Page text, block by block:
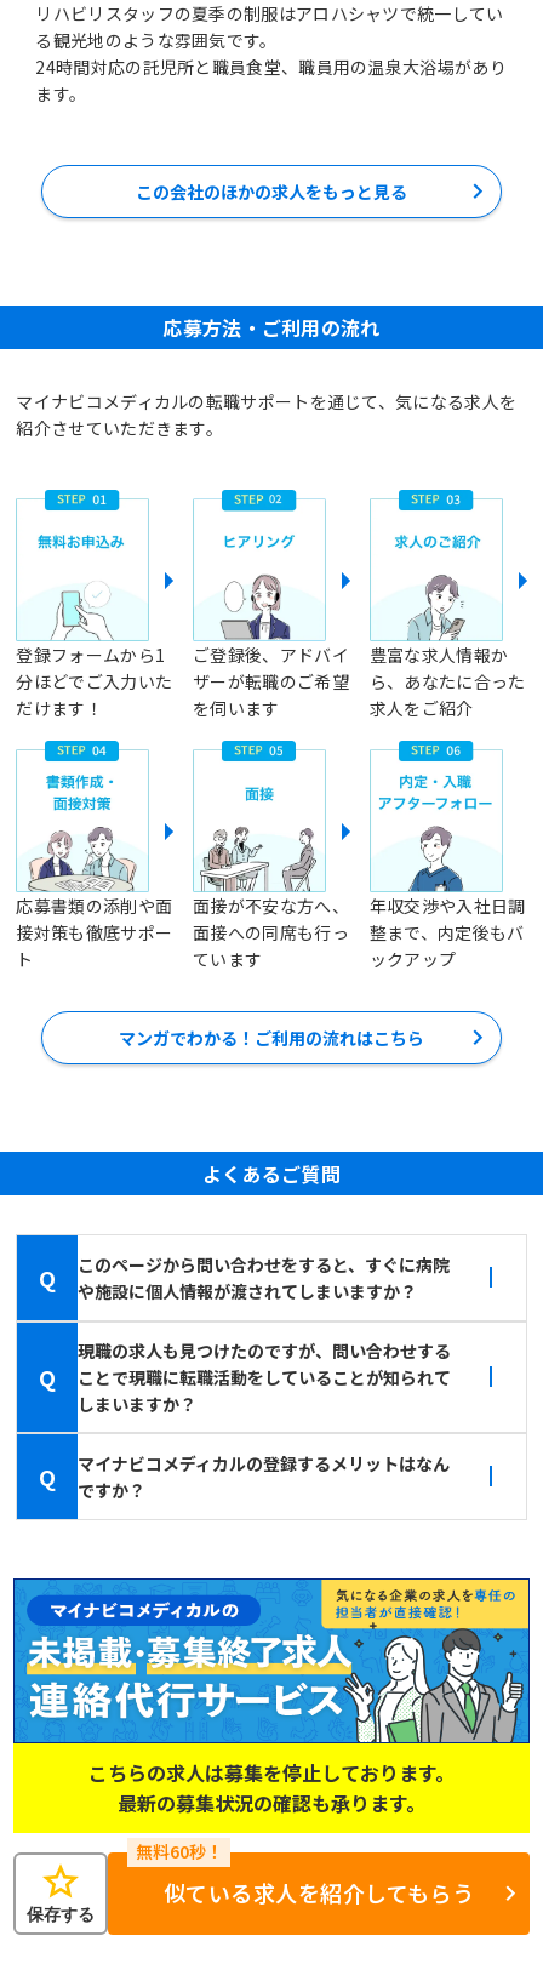
リハビリスタッフの夏季の制服はアロハシャツで統一してい
る観光地のような雰囲気です。
24時間対応の託児所と職員食堂、職員用の温泉大浴場があり
ます。
この会社のほかの求人をもっと見る
応募方法・ご利用の流れ
マイナビコメディカルの転職サポートを通じて、気になる求人を
紹介させていただきます。
登録フォームから1
分ほどでご入力いた
だけます！
ご登録後、アドバイ
ザーが転職のご希望
を伺います
豊富な求人情報か
ら、あなたに合った
求人をご紹介
応募書類の添削や面
接対策も徹底サポー
ト
面接が不安な方へ、
面接への同席も行っ
ています
年収交渉や入社日調
整まで、内定後もバ
ックアップ
マンガでわかる！ご利用の流れはこちら
よくあるご質問
Q
このページから問い合わせをすると、すぐに病院
や施設に個人情報が渡されてしまいますか？
Q
現職の求人も見つけたのですが、問い合わせする
ことで現職に転職活動をしていることが知られて
しまいますか？
Q
マイナビコメディカルの登録するメリットはなん
ですか？
こちらの求人は募集を停止しております。
最新の募集状況の確認も承ります。
star
保存する
似ている求人を紹介してもらう